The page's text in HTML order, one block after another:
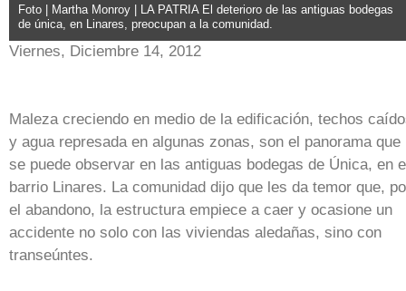
Foto | Martha Monroy | LA PATRIA El deterioro de las antiguas bodegas
de única, en Linares, preocupan a la comunidad.
Viernes, Diciembre 14, 2012
Maleza creciendo en medio de la edificación, techos
y agua represada en algunas zonas, son el panorama que
se puede observar en las antiguas bodegas de Única, en
barrio Linares. La comunidad dijo que les da temor que,
el abandono, la estructura empiece a caer y ocasione un
accidente no solo con las viviendas aledañas, sino con
transeúntes.